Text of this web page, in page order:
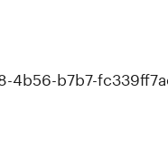
4b56-b7b7-